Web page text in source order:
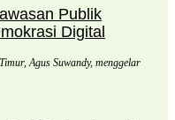
Publik
Digital
Agus Suwandy, menggelar